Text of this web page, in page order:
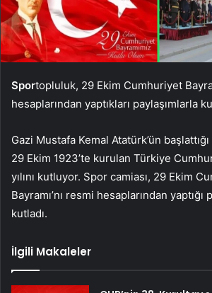
Sportopluluk, 29 Ekim Cumhuriyet
hesaplarından yaptıkları paylaşımlarla
Gazi Mustafa Kemal Atatürk’ün
29 Ekim 1923’te kurulan Türkiye
yılını kutluyor. Spor camiası, 29 Ekim
Bayramı’nı resmi hesaplarından yaptığı
kutladı.
İlgili Makaleler